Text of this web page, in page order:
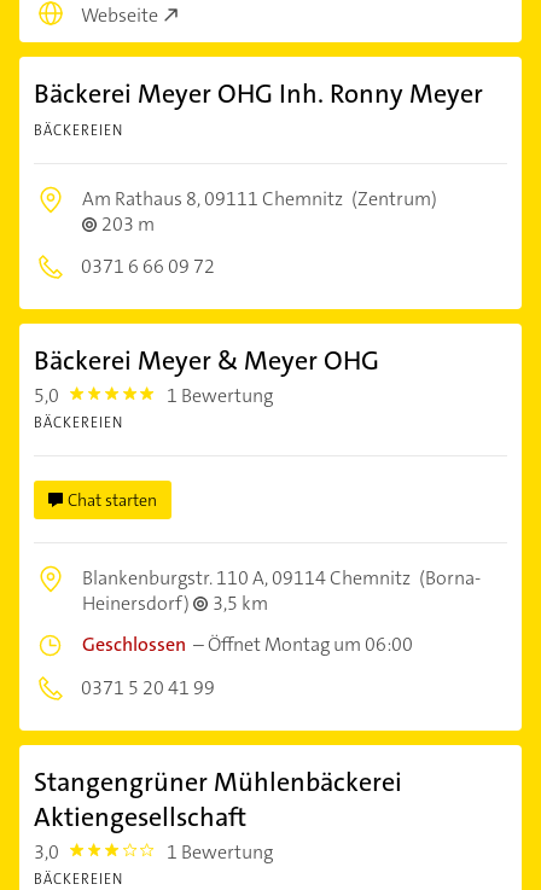
Webseite
Bäckerei Meyer OHG Inh. Ronny Meyer
BÄCKEREIEN
Am Rathaus 8,09111 Chemnitz (Zentrum)
203 m
0371 6 66 09 72
Bäckerei Meyer & Meyer OHG
5,0 5.0 1 Bewertung
BÄCKEREIEN
Chat starten
Blankenburgstr. 110 A,09114 Chemnitz (Borna-
Heinersdorf)
3,5 km
Geschlossen –Öffnet Montag um 06:00
0371 5 20 41 99
Stangengrüner Mühlenbäckerei
Aktiengesellschaft
3,0 3.0 1 Bewertung
BÄCKEREIEN